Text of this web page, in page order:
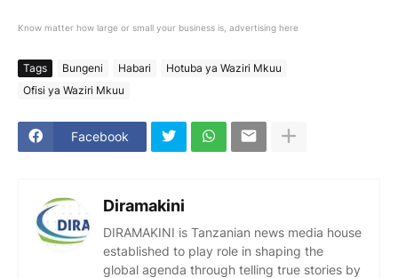
Know matter how large or small your business is, advertising here
Tags Bungeni Habari
Hotuba ya Waziri Mkuu
Ofisi ya Waziri Mkuu
Facebook
Diramakini
DIRAMAKINI is Tanzanian news media house
established to play role in shaping the
global agenda through telling true stories by